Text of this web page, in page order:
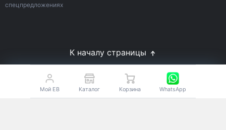
спецпредложениях
К началу страницы
© Все права защищены. 2009-2026 Energy-Body.ru
Спортивное питание с доставкой по России
Мой EB Каталог Корзина WhatsApp